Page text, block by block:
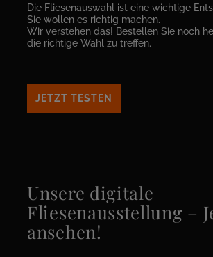
Die Fliesenauswahl ist eine wichtige
Sie wollen es richtig machen.
Wir verstehen das! Bestellen Sie noch
die richtige Wahl zu treffen.
JETZT TESTEN
Unsere digitale
Fliesenausstellung –
ansehen!